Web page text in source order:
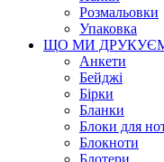
Розмальовки
Упаковка
ЩО МИ
Анкети
Бейджі
Бірки
Бланки
Блоки для
Блокноти
Блотери